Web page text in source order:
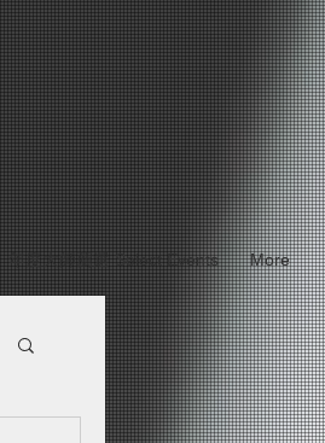
年度大師薦選 Select Events More